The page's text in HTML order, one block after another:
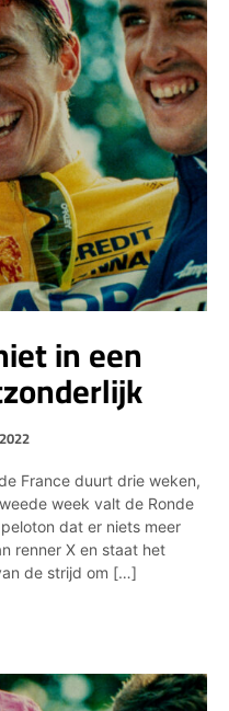
in een
France duurt drie weken,
week valt de Ronde
dat er niets meer
renner X en staat het
de strijd om […]